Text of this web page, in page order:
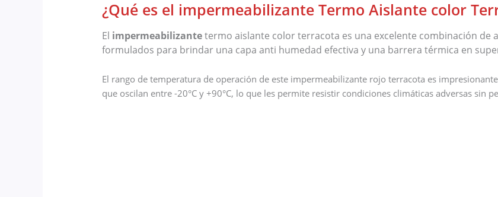
¿Qué es el impermeabilizante Termo Aislante color
El impermeabilizantetermo aislante color terracota es una excelente combinación de
formulados para brindar una capa anti humedad efectiva y una barrera térmica en
El rango de temperatura de operación de este impermeabilizante rojo terracota es
que oscilan entre -20°C y +90°C, lo que les permite resistir condiciones climáticas adversas sin